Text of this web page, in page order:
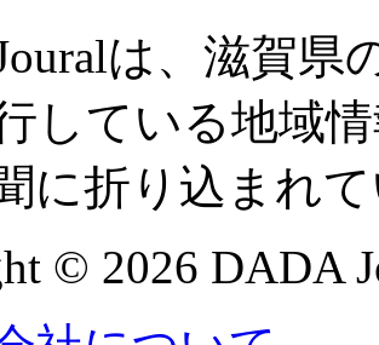
は、滋賀県
している地域
に折り込まれ
© 2026 DADA